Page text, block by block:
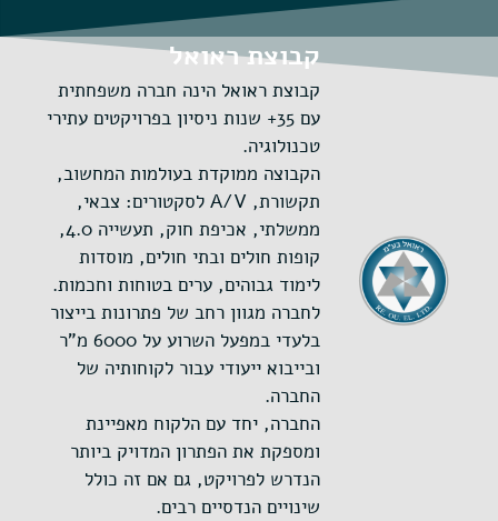
קבוצת ראואל
קבוצת ראואל הינה חברה משפחתית
עם 35+ שנות ניסיון בפרויקטים עתירי
טכנולוגיה.
הקבוצה ממוקדת בעולמות המחשוב,
תקשורת, A/V לסקטורים: צבאי,
ממשלתי, אכיפת חוק, תעשייה 4.0,
קופות חולים ובתי חולים, מוסדות
לימוד גבוהים, ערים בטוחות וחכמות.
לחברה מגוון רחב של פתרונות בייצור
בלעדי במפעל השרוע על 6000 מ"ר
ובייבוא ייעודי עבור לקוחותיה של
החברה.
החברה, יחד עם הלקוח מאפיינת
ומספקת את הפתרון המדויק ביותר
הנדרש לפרויקט, גם אם זה כולל
שינויים הנדסיים רבים.